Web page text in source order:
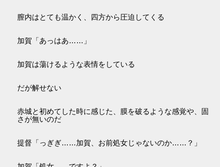
膣内はとても温かく、四方から圧迫してくる
加賀「あっはあ……」
加賀は蕩けるような表情をしている
だが解せない
赤城と初めてした時に感じた、膜を破るような感覚や、固
さが無いのだ
提督「っぎぎ……加賀、お前処女じゃないのか……？」